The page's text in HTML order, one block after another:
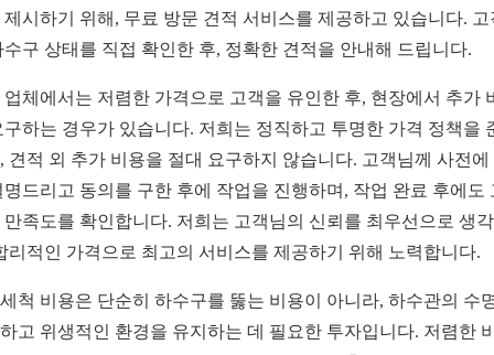
제시하기 위해, 무료 방문 견적 서비스를 제공하고 있습니다. 고
수구 상태를 직접 확인한 후, 정확한 견적을 안내해 드립니다.
업체에서는 저렴한 가격으로 고객을 유인한 후, 현장에서 추가
구하는 경우가 있습니다. 저희는 정직하고 투명한 가격 정책을
견적 외 추가 비용을 절대 요구하지 않습니다. 고객님께 사전에
명드리고 동의를 구한 후에 작업을 진행하며, 작업 완료 후에도
만족도를 확인합니다. 저희는 고객님의 신뢰를 최우선으로 생
리적인 가격으로 최고의 서비스를 제공하기 위해 노력합니다.
척 비용은 단순히 하수구를 뚫는 비용이 아니라, 하수관의 수
고 위생적인 환경을 유지하는 데 필요한 투자입니다. 저렴한